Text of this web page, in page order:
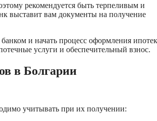
рекомендуется быть терпеливым и
выставит вам документы на получение
и начать процесс оформления
услуги и обеспечительный взнос.
в Болгарии
учитывать при их получении: